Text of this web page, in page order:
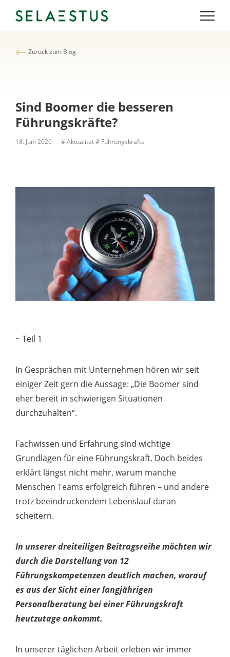
Zurück zum Blog
Sind Boomer die besseren
Führungskräfte?
18. Juni 2026 # Aktualität# Führungskräfte
~ Teil 1
In Gesprächen mit Unternehmen hören wir seit
einiger Zeit gern die Aussage: „Die Boomer sind
eher bereit in schwierigen Situationen
durchzuhalten“.
Fachwissen und Erfahrung sind wichtige
Grundlagen für eine Führungskraft. Doch beides
erklärt längst nicht mehr, warum manche
Menschen Teams erfolgreich führen – und andere
trotz beeindruckendem Lebenslauf daran
scheitern.
In unserer dreiteiligen Beitragsreihe möchten wir
durch die Darstellung von 12
Führungskompetenzen deutlich machen, worauf
es aus der Sicht einer langjährigen
Personalberatung bei einer Führungskraft
heutzutage ankommt.
In unserer täglichen Arbeit erleben wir immer